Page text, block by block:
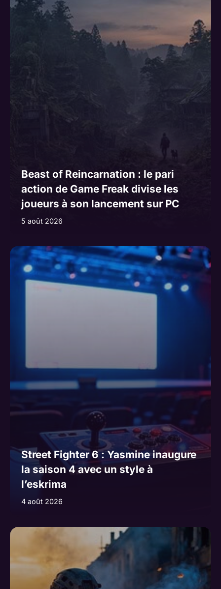
Beast of Reincarnation : le pari
action de Game Freak divise les
joueurs à son lancement sur PC
5 août 2026
Street Fighter 6 : Yasmine inaugure
la saison 4 avec un style à
l’eskrima
4 août 2026